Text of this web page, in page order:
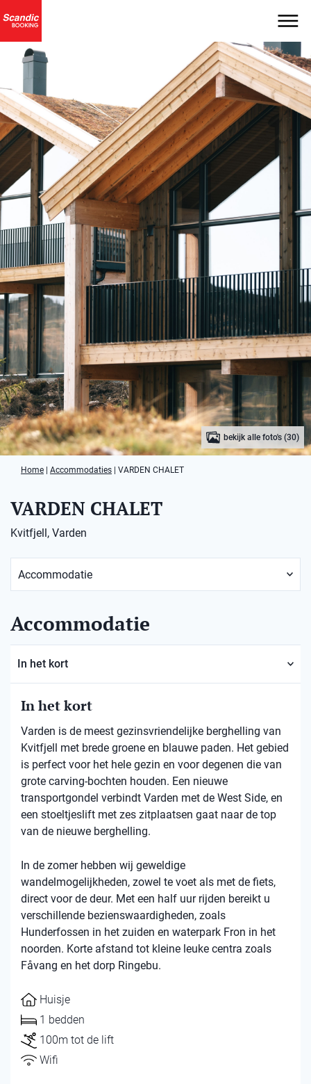
bekijk alle foto's (30)
Home Accommodaties VARDEN CHALET
VARDEN CHALET
Kvitfjell, Varden
Accommodatie
In het kort
In het kort
Varden is de meest gezinsvriendelijke berghelling van
Kvitfjell met brede groene en blauwe paden. Het gebied
is perfect voor het hele gezin en voor degenen die van
grote carving-bochten houden. Een nieuwe
transportgondel verbindt Varden met de West Side, en
een stoeltjeslift met zes zitplaatsen gaat naar de top
van de nieuwe berghelling.
In de zomer hebben wij geweldige
wandelmogelijkheden, zowel te voet als met de fiets,
direct voor de deur. Met een half uur rijden bereikt u
verschillende bezienswaardigheden, zoals
Hunderfossen in het zuiden en waterpark Fron in het
noorden. Korte afstand tot kleine leuke centra zoals
Fåvang en het dorp Ringebu.
Huisje
1 bedden
100m tot de lift
Wifi